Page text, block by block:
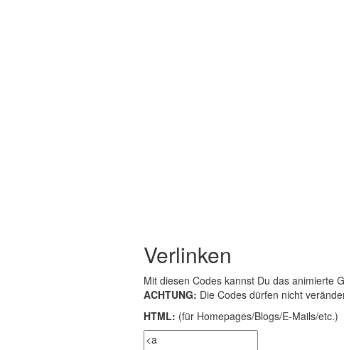
Verlinken
Mit diesen Codes kannst Du das animierte
ACHTUNG: Die Codes dürfen nicht
HTML: (für Homepages/Blogs/E-Mails/etc.)